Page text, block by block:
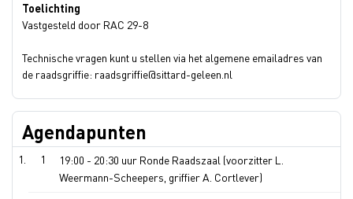
Toelichting
Vastgesteld door RAC 29-8
Technische vragen kunt u stellen via het algemene emailadres van
de raadsgriffie: raadsgriffie@sittard-geleen.nl
Agendapunten
1
19:00 - 20:30 uur Ronde Raadszaal (voorzitter L.
Weermann-Scheepers, griffier A. Cortlever)